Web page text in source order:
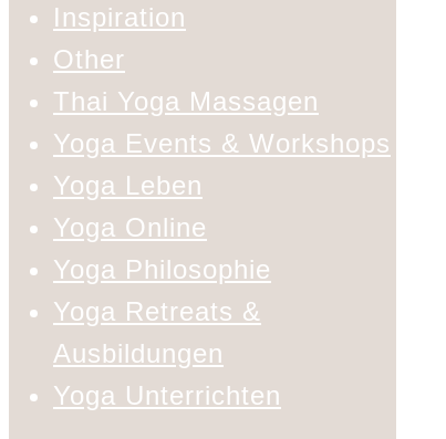
Inspiration
Other
Thai Yoga Massagen
Yoga Events & Workshops
Yoga Leben
Yoga Online
Yoga Philosophie
Yoga Retreats &
Ausbildungen
Yoga Unterrichten